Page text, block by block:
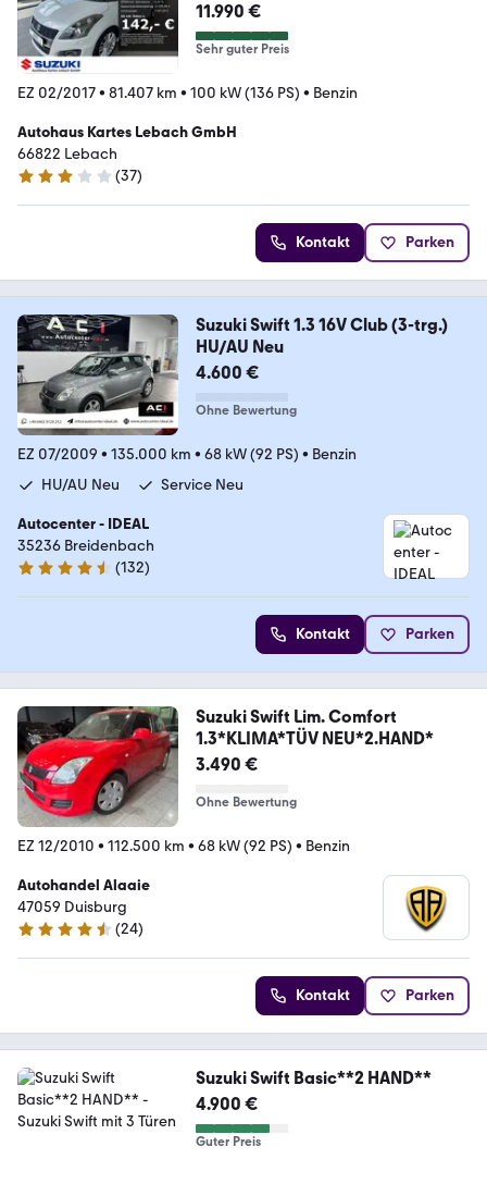
11.990 €
Sehr guter Preis
EZ 02/2017• 81.407 km • 100 kW (136 PS) • Benzin
Autohaus Kartes Lebach GmbH
66822 Lebach
3.2 Sterne
(37)
Kontakt Parken
Suzuki Swift 1.3 16V Club (3-trg.)
HU/AU Neu
4.600 €
Ohne Bewertung
EZ 07/2009 • 135.000 km • 68 kW (92 PS) • Benzin
HU/AU Neu
Service Neu
Autocenter - IDEAL
35236 Breidenbach
4.6 Sterne
(132)
Kontakt Parken
Suzuki Swift Lim. Comfort
1.3*KLIMA*TÜV NEU*2.HAND*
3.490 €
Ohne Bewertung
EZ 12/2010 • 112.500 km • 68 kW (92 PS) • Benzin
Autohandel Alaaie
47059 Duisburg
4.4 Sterne
(24)
Kontakt Parken
Suzuki Swift Basic**2 HAND**
4.900 €
Guter Preis